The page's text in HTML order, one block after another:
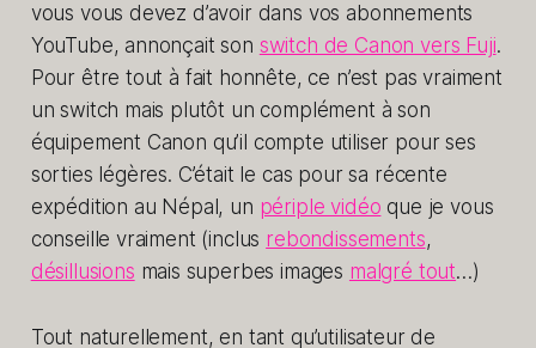
vous vous devez d’avoir dans vos abonnements
YouTube, annonçait son switch de Canon vers Fuji.
Pour être tout à fait honnête, ce n’est pas vraiment
un switch mais plutôt un complément à son
équipement Canon qu’il compte utiliser pour ses
sorties légères. C’était le cas pour sa récente
expédition au Népal, un périple vidéo que je vous
conseille vraiment (inclus rebondissements,
désillusions mais superbes images malgré tout…)
Tout naturellement, en tant qu’utilisateur de